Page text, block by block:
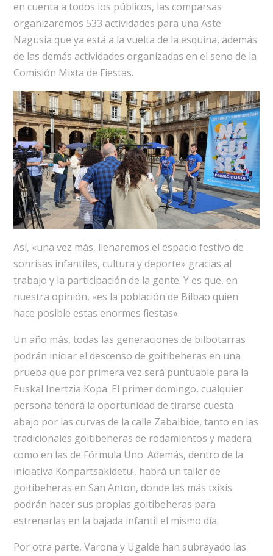
en cuenta a todos los públicos, las comparsas
organizaremos 533 actividades para una Aste
Nagusia que ya está a la vuelta de la esquina, además
de las demás actividades organizadas en el seno de la
Comisión Mixta de Fiestas.
Así, «una vez más, llenaremos el espacio festivo de
sonrisas infantiles, cultura y deporte» gracias al
trabajo y la participación de la gente. Y es que, en
nuestra opinión, «es la población de Bilbao quien
hace posible estas enormes fiestas».
Un año más, todas las generaciones de bilbotarras
podrán iniciar el descenso de goitibeheras en una
prueba que por primera vez será puntuable para la
Euskal Inertzia Kopa. El primer domingo, cualquier
persona tendrá la oportunidad de tirarse cuesta
abajo por las curvas de la calle Zabalbide, tanto en las
tradicionales goitibeheras de rodamientos y madera
como en las de Fórmula Uno. Además, dentro de la
iniciativa Konpartsakidetu!, habrá un taller de
goitibeheras en San Anton, donde las más txikis
podrán hacer sus propias goitibeheras para
estrenarlas en la bajada infantil el mismo día.
Por otra parte, Varona y Ugalde han subrayado las